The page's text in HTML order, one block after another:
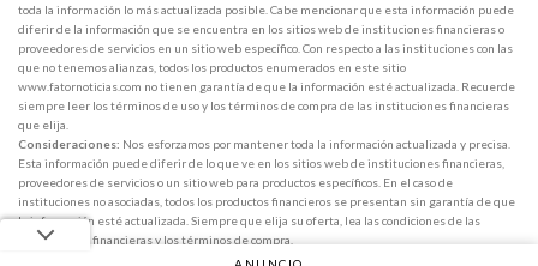
toda la información lo más actualizada posible. Cabe mencionar que esta información puede
diferir de la información que se encuentra en los sitios web de instituciones financieras o
proveedores de servicios en un sitio web específico. Con respecto a las instituciones con las
que no tenemos alianzas, todos los productos enumerados en este sitio
www.fatornoticias.com no tienen garantía de que la información esté actualizada. Recuerde
siempre leer los términos de uso y los términos de compra de las instituciones financieras
que elija.
Consideraciones: Nos esforzamos por mantener toda la información actualizada y precisa.
Esta información puede diferir de lo que ve en los sitios web de instituciones financieras,
proveedores de servicios o un sitio web para productos específicos. En el caso de
instituciones no asociadas, todos los productos financieros se presentan sin garantía de que
la información esté actualizada. Siempre que elija su oferta, lea las condiciones de las
instituciones financieras y los términos de compra.